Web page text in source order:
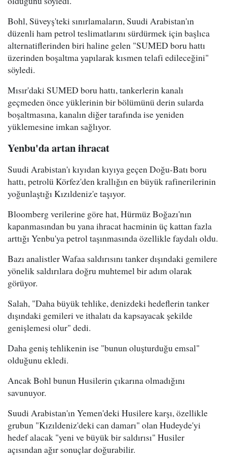
Bohl, Süveyş'teki sınırlamaların, Suudi Arabistan'ın
düzenli ham petrol teslimatlarını sürdürmek için başlıca
alternatiflerinden biri haline gelen "SUMED boru hattı
üzerinden boşaltma yapılarak kısmen telafi edileceğini"
söyledi.
Mısır'daki SUMED boru hattı, tankerlerin kanalı
geçmeden önce yüklerinin bir bölümünü derin sularda
boşaltmasına, kanalın diğer tarafında ise yeniden
yüklemesine imkan sağlıyor.
Yenbu'da artan ihracat
Suudi Arabistan'ı kıyıdan kıyıya geçen Doğu-Batı boru
hattı, petrolü Körfez'den krallığın en büyük rafinerilerinin
yoğunlaştığı Kızıldeniz'e taşıyor.
Bloomberg verilerine göre hat, Hürmüz Boğazı'nın
kapanmasından bu yana ihracat hacminin üç kattan fazla
arttığı Yenbu'ya petrol taşınmasında özellikle faydalı oldu.
Bazı analistler Wafaa saldırısını tanker dışındaki gemilere
yönelik saldırılara doğru muhtemel bir adım olarak
görüyor.
Salah, "Daha büyük tehlike, denizdeki hedeflerin tanker
dışındaki gemileri ve ithalatı da kapsayacak şekilde
genişlemesi olur" dedi.
Daha geniş tehlikenin ise "bunun oluşturduğu emsal"
olduğunu ekledi.
Ancak Bohl bunun Husilerin çıkarına olmadığını
savunuyor.
Suudi Arabistan'ın Yemen'deki Husilere karşı, özellikle
grubun "Kızıldeniz'deki can damarı" olan Hudeyde'yi
hedef alacak "yeni ve büyük bir saldırısı" Husiler
açısından ağır sonuçlar doğurabilir.